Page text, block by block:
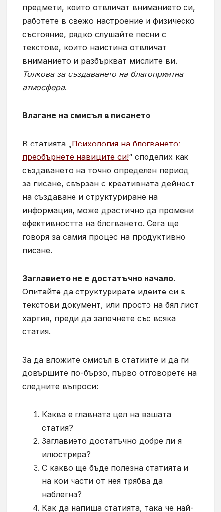
предмети, които отвличат вниманието си,
работете в свежо настроение и физическо
състояние, рядко слушайте песни с
текстове, които наистина отвличат
вниманието и разбъркват мислите ви.
Толкова за създаването на благоприятна
атмосфера.
Влагане на смисъл в писането
В статията „Психология на блогването:
преобърнете навиците си!“ споделих как
създаването на точно определен период
за писане, свързан с креативната дейност
на създаване и структуриране на
информация, може драстично да промени
ефективността на блогването. Сега ще
говоря за самия процес на продуктивно
писане.
Заглавието не е достатъчно начало.
Опитайте да структурирате идеите си в
текстови документ, или просто на бял лист
хартия, преди да започнете със всяка
статия.
За да вложите смисъл в статиите и да ги
довършите по-бързо, първо отговорете на
следните въпроси:
Каква е главната цел на вашата
статия?
Заглавието достатъчно добре ли я
илюстрира?
С какво ще бъде полезна статията и
на кои части от нея трябва да
наблегна?
Как да напиша статията, така че най-